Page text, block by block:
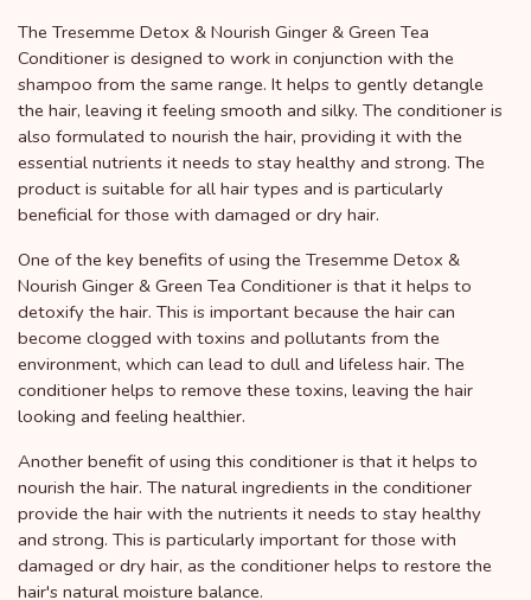
The Tresemme Detox & Nourish Ginger & Green Tea
Conditioner is designed to work in conjunction with the
shampoo from the same range. It helps to gently detangle
the hair, leaving it feeling smooth and silky. The conditioner is
also formulated to nourish the hair, providing it with the
essential nutrients it needs to stay healthy and strong. The
product is suitable for all hair types and is particularly
beneficial for those with damaged or dry hair.
One of the key benefits of using the Tresemme Detox &
Nourish Ginger & Green Tea Conditioner is that it helps to
detoxify the hair. This is important because the hair can
become clogged with toxins and pollutants from the
environment, which can lead to dull and lifeless hair. The
conditioner helps to remove these toxins, leaving the hair
looking and feeling healthier.
Another benefit of using this conditioner is that it helps to
nourish the hair. The natural ingredients in the conditioner
provide the hair with the nutrients it needs to stay healthy
and strong. This is particularly important for those with
damaged or dry hair, as the conditioner helps to restore the
hair's natural moisture balance.